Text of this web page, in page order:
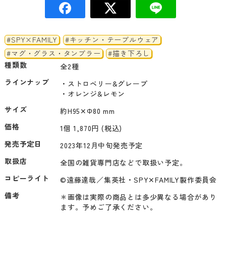
#SPY×FAMILY
#キッチン・テーブルウェア
#マグ・グラス・タンブラー
#描き下ろし
種類数
全2種
ラインナップ
・ストロベリー&グレープ
・オレンジ&レモン
サイズ
約H95✕Φ80 mm
価格
1個 1,870円 (税込)
発売予定日
2023年12月中旬発売予定
取扱店
全国の雑貨専門店などで取扱い予定。
コピーライト
©遠藤達哉／集英社・SPY✕FAMILY製作委員会
備考
＊画像は実際の商品とは多少異なる場合があり
ます。予めご了承ください。